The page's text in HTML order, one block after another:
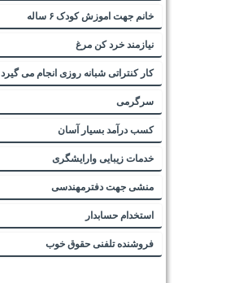
خانم جهت اموزش کودک ۶ ساله
نیازمند خرد کن مرغ
کار کنتراتی شبانه روزی انجام می گیرد
سرگرمی
کسب درآمد بسیار آسان
خدمات زیبایی وارایشگری
منشی جهت دفترمهندسی
استخدام حسابدار
فروشنده تلفنی حقوق خوب